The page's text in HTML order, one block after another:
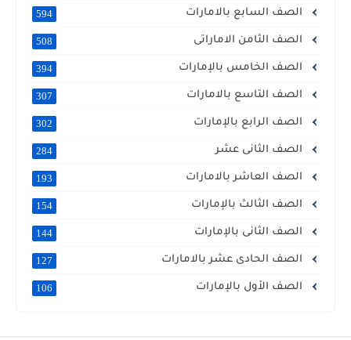
الصف السابع بالامارات
الصف الثامن الاماراتى
الصف الخامس بالإمارات
الصف التاسع بالامارات
الصف الرابع بالإمارات
الصف الثانى عشر
الصف العاشر بالامارات
الصف الثالث بالإمارات
الصف الثانى بالإمارات
الصف الحادى عشر بالامارات
الصف الأول بالإمارات